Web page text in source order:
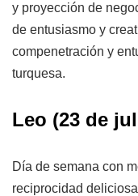
y proyección de
de entusiasmo y
compenetración y
turquesa.
Leo (23 de
Día de semana con
reciprocidad